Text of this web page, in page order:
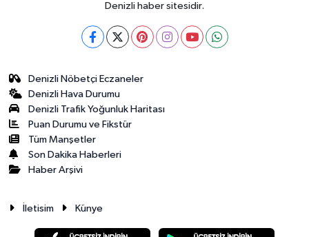
Denizli haber sitesidir.
Denizli Nöbetçi Eczaneler
Denizli Hava Durumu
Denizli Trafik Yoğunluk Haritası
Puan Durumu ve Fikstür
Tüm Manşetler
Son Dakika Haberleri
Haber Arşivi
İletisim Künye